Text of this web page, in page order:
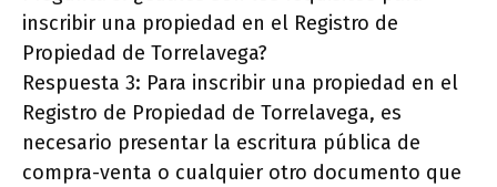
inscribir una propiedad en el Registro de
Propiedad de Torrelavega?
Respuesta 3: Para inscribir una propiedad en el
Registro de Propiedad de Torrelavega, es
necesario presentar la escritura pública de
compra-venta o cualquier otro documento que